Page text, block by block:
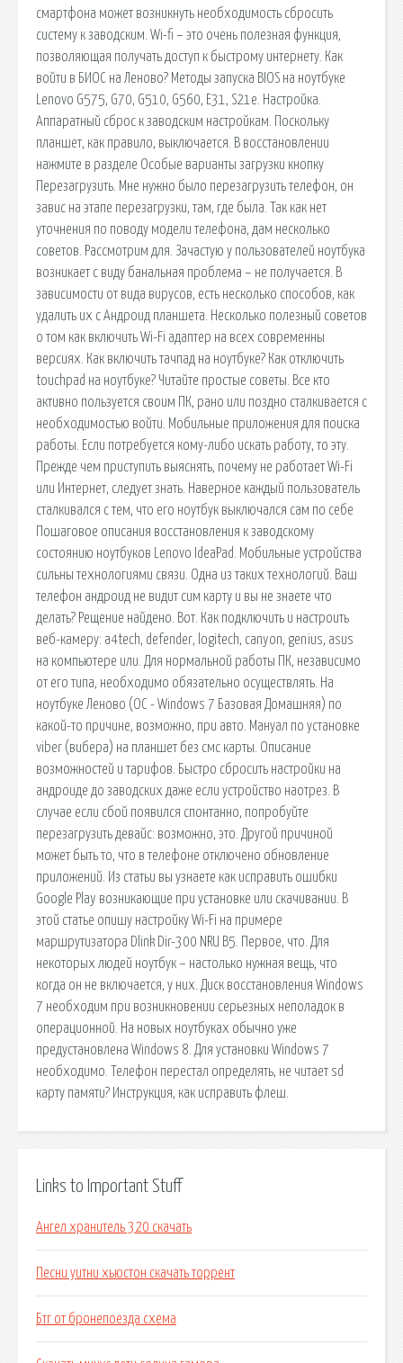
смартфона может возникнуть необходимость сбросить
систему к заводским. Wi-fi – это очень полезная функция,
позволяющая получать доступ к быстрому интернету. Как
войти в БИОС на Леново? Методы запуска BIOS на ноутбуке
Lenovo G575, G70, G510, G560, E31, S21e. Настройка.
Аппаратный сброс к заводским настройкам. Поскольку
планшет, как правило, выключается. В восстановлении
нажмите в разделе Особые варианты загрузки кнопку
Перезагрузить. Мне нужно было перезагрузить телефон, он
завис на этапе перезагрузки, там, где была. Так как нет
уточнения по поводу модели телефона, дам несколько
советов. Рассмотрим для. Зачастую у пользователей ноутбука
возникает с виду банальная проблема – не получается. В
зависимости от вида вирусов, есть несколько способов, как
удалить их с Андроид планшета. Несколько полезный советов
о том как включить Wi-Fi адаптер на всех современны
версиях. Как включить тачпад на ноутбуке? Как отключить
touchpad на ноутбуке? Читайте простые советы. Все кто
активно пользуется своим ПК, рано или поздно сталкивается с
необходимостью войти. Мобильные приложения для поиска
работы. Если потребуется кому-либо искать работу, то эту.
Прежде чем приступить выяснять, почему не работает Wi-Fi
или Интернет, следует знать. Наверное каждый пользователь
сталкивался с тем, что его ноутбук выключался сам по себе
Пошаговое описания восстановления к заводскому
состоянию ноутбуков Lenovo IdeaPad. Мобильные устройства
сильны технологиями связи. Одна из таких технологий. Ваш
телефон андроид не видит сим карту и вы не знаете что
делать? Рещение найдено. Вот. Как подключить и настроить
веб-камеру: a4tech, defender, logitech, canyon, genius, asus
на компьютере или. Для нормальной работы ПК, независимо
от его типа, необходимо обязательно осуществлять. На
ноутбуке Леново (ОС - Windows 7 Базовая Домашняя) по
какой-то причине, возможно, при авто. Мануал по установке
viber (вибера) на планшет без смс карты. Описание
возможностей и тарифов. Быстро сбросить настройки на
андроиде до заводских даже если устройство наотрез. В
случае если сбой появился спонтанно, попробуйте
перезагрузить девайс: возможно, это. Другой причиной
может быть то, что в телефоне отключено обновление
приложений. Из статьи вы узнаете как исправить ошибки
Google Play возникающие при установке или скачивании. В
этой статье опишу настройку Wi-Fi на примере
маршрутизатора Dlink Dir-300 NRU B5. Первое, что. Для
некоторых людей ноутбук – настолько нужная вещь, что
когда он не включается, у них. Диск восстановления Windows
7 необходим при возникновении серьезных неполадок в
операционной. На новых ноутбуках обычно уже
предустановлена Windows 8. Для установки Windows 7
необходимо. Телефон перестал определять, не читает sd
карту памяти? Инструкция, как исправить флеш.
Links to Important Stuff
Ангел хранитель 320 скачать
Песни уитни хьюстон скачать торрент
Бтг от бронепоезда схема